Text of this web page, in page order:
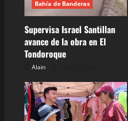
d
e
e
n
t
Bahía de Banderas
Supervisa Israel Santillan
avance de la obra en El
Tondoroque
Alain